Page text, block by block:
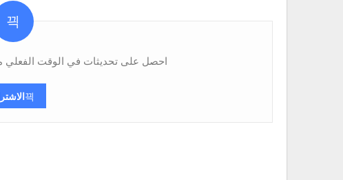
احصل على تحديثات في الوقت الفعلي